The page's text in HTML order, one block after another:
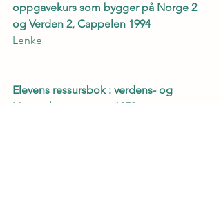
oppgavekurs som bygger på Norge 2
og Verden 2, Cappelen 1994
Lenke
Elevens ressursbok : verdens- og
Norgeshistorie etter 1850